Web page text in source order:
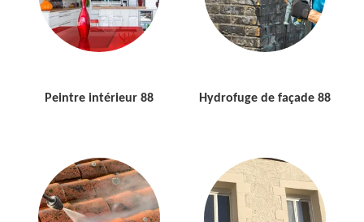
Peintre intérieur 88 Hydrofuge de façade 88